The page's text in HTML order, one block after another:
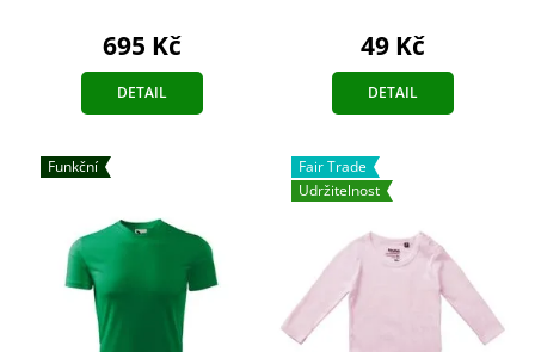
695 Kč
DETAIL
49 Kč
DETAIL
Funkční
Fair Trade
Udržitelnost